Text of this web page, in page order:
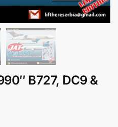
B727, DC9 &